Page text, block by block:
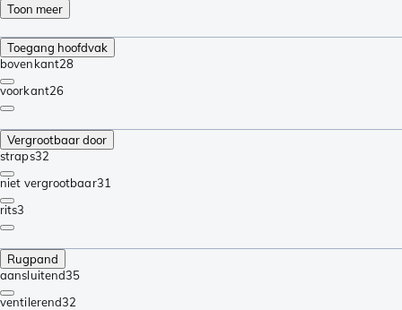
Toon meer
Toegang hoofdvak
bovenkant28
voorkant26
Vergrootbaar door
straps32
niet vergrootbaar31
rits3
Rugpand
aansluitend35
ventilerend32